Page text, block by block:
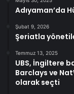
Adıyaman’da
Şubat 9, 2026
Şeriatla
Temmuz 13, 2025
UBS, İngiltere
Barclays ve
olarak seçti